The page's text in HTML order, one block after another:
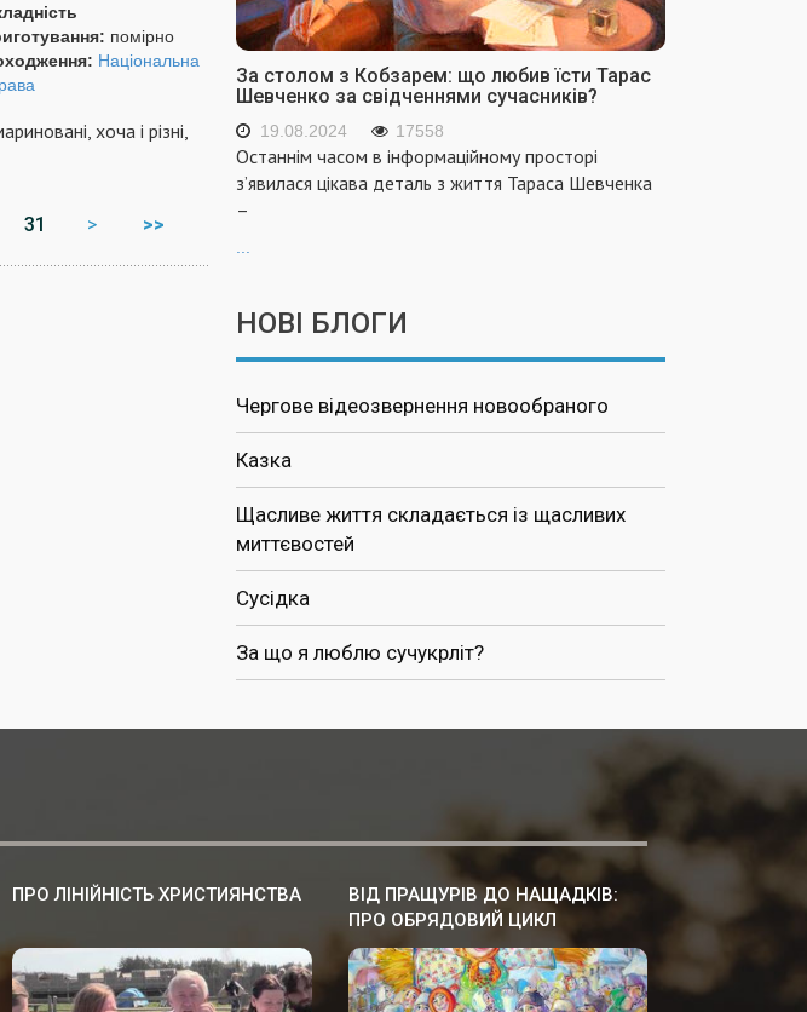
помірно
Національна
хоча і різні,
31 > >>
За столом з Кобзарем: що любив їсти Тарас
Шевченко за свідченнями сучасників?
19.08.2024 17558
Останнім часом в інформаційному просторі
з’явилася цікава деталь з життя Тараса Шевченка
–
...
НОВІ БЛОГИ
Чергове відеозвернення новообраного
Казка
Щасливе життя складається із щасливих
миттєвостей
Сусідка
За що я люблю сучукрліт?
ПРО ЛІНІЙНІСТЬ ХРИСТИЯНСТВА
ВІД ПРАЩУРІВ ДО НАЩАДКІВ:
ПРО ОБРЯДОВИЙ ЦИКЛ
ЗИМОВИХ СВЯТКУВАНЬ